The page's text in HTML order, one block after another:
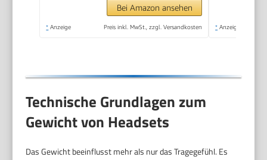
Kompatibilität und
abnehmbarem
Bei Amazon ansehen
* Anzeige Preis inkl. MwSt., zzgl. Versandkosten * Anzeige
Technische Grundlagen zum
Gewicht von Headsets
Das Gewicht beeinflusst mehr als nur das Tragegefühl. Es